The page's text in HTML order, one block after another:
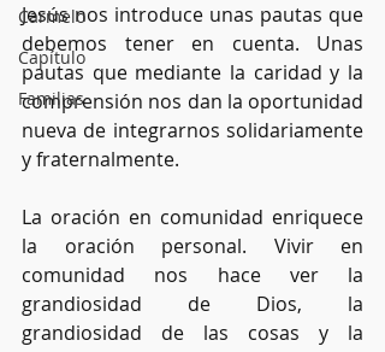
Carmelo
Capítulo
Familias
Jesús nos introduce unas pautas que
debemos tener en cuenta. Unas
pautas que mediante la caridad y la
comprensión nos dan la oportunidad
nueva de integrarnos solidariamente
y fraternalmente.
La oración en comunidad enriquece
la oración personal. Vivir en
comunidad nos hace ver la
grandiosidad de Dios, la
grandiosidad de las cosas y la